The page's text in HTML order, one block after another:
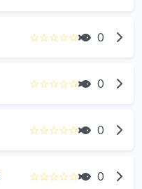
☆☆☆☆☆ 0
☆☆☆☆☆ 0
☆☆☆☆☆ 0
☆☆☆☆☆ 0